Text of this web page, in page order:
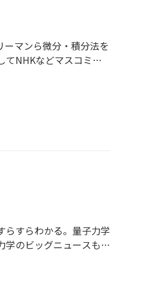
マンら微分・積分法を
てNHKなどマスコミで
らすらわかる。量子力学
学のビッグニュースも丁